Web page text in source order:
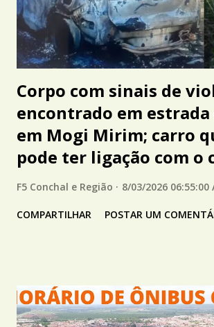
Corpo com sinais de
encontrado em
em Mogi Mirim; carro
pode ter ligação com o
F5 Conchal e Região 8/03/2026 06:55:00
COMPARTILHAR POSTAR UM